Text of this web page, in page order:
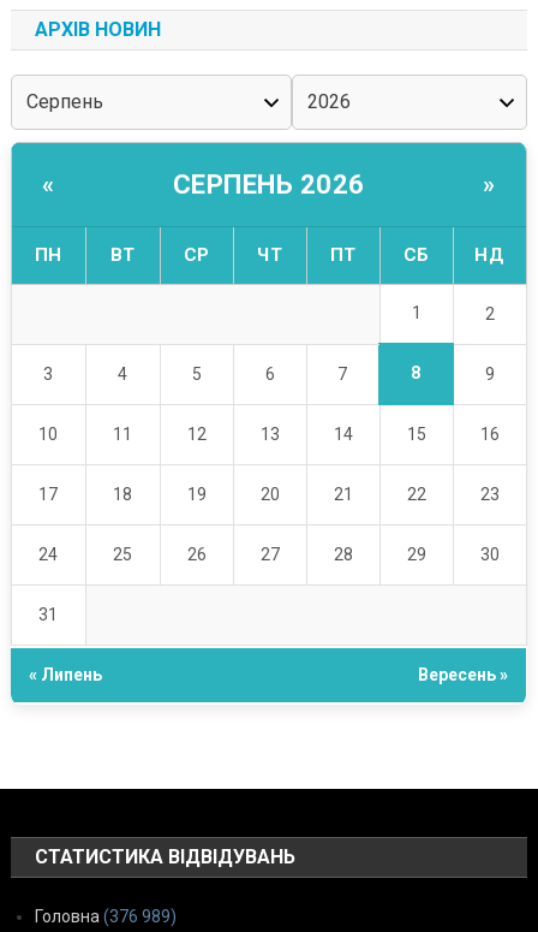
АРХІВ НОВИН
« СЕРПЕНЬ 2026 »
ПН ВТ СР ЧТ ПТ СБ НД
1 2
3 4 5 6 7 8 9
10 11 12 13 14 15 16
17 18 19 20 21 22 23
24 25 26 27 28 29 30
31
« Липень Вересень »
СТАТИСТИКА ВІДВІДУВАНЬ
Головна (376 989)